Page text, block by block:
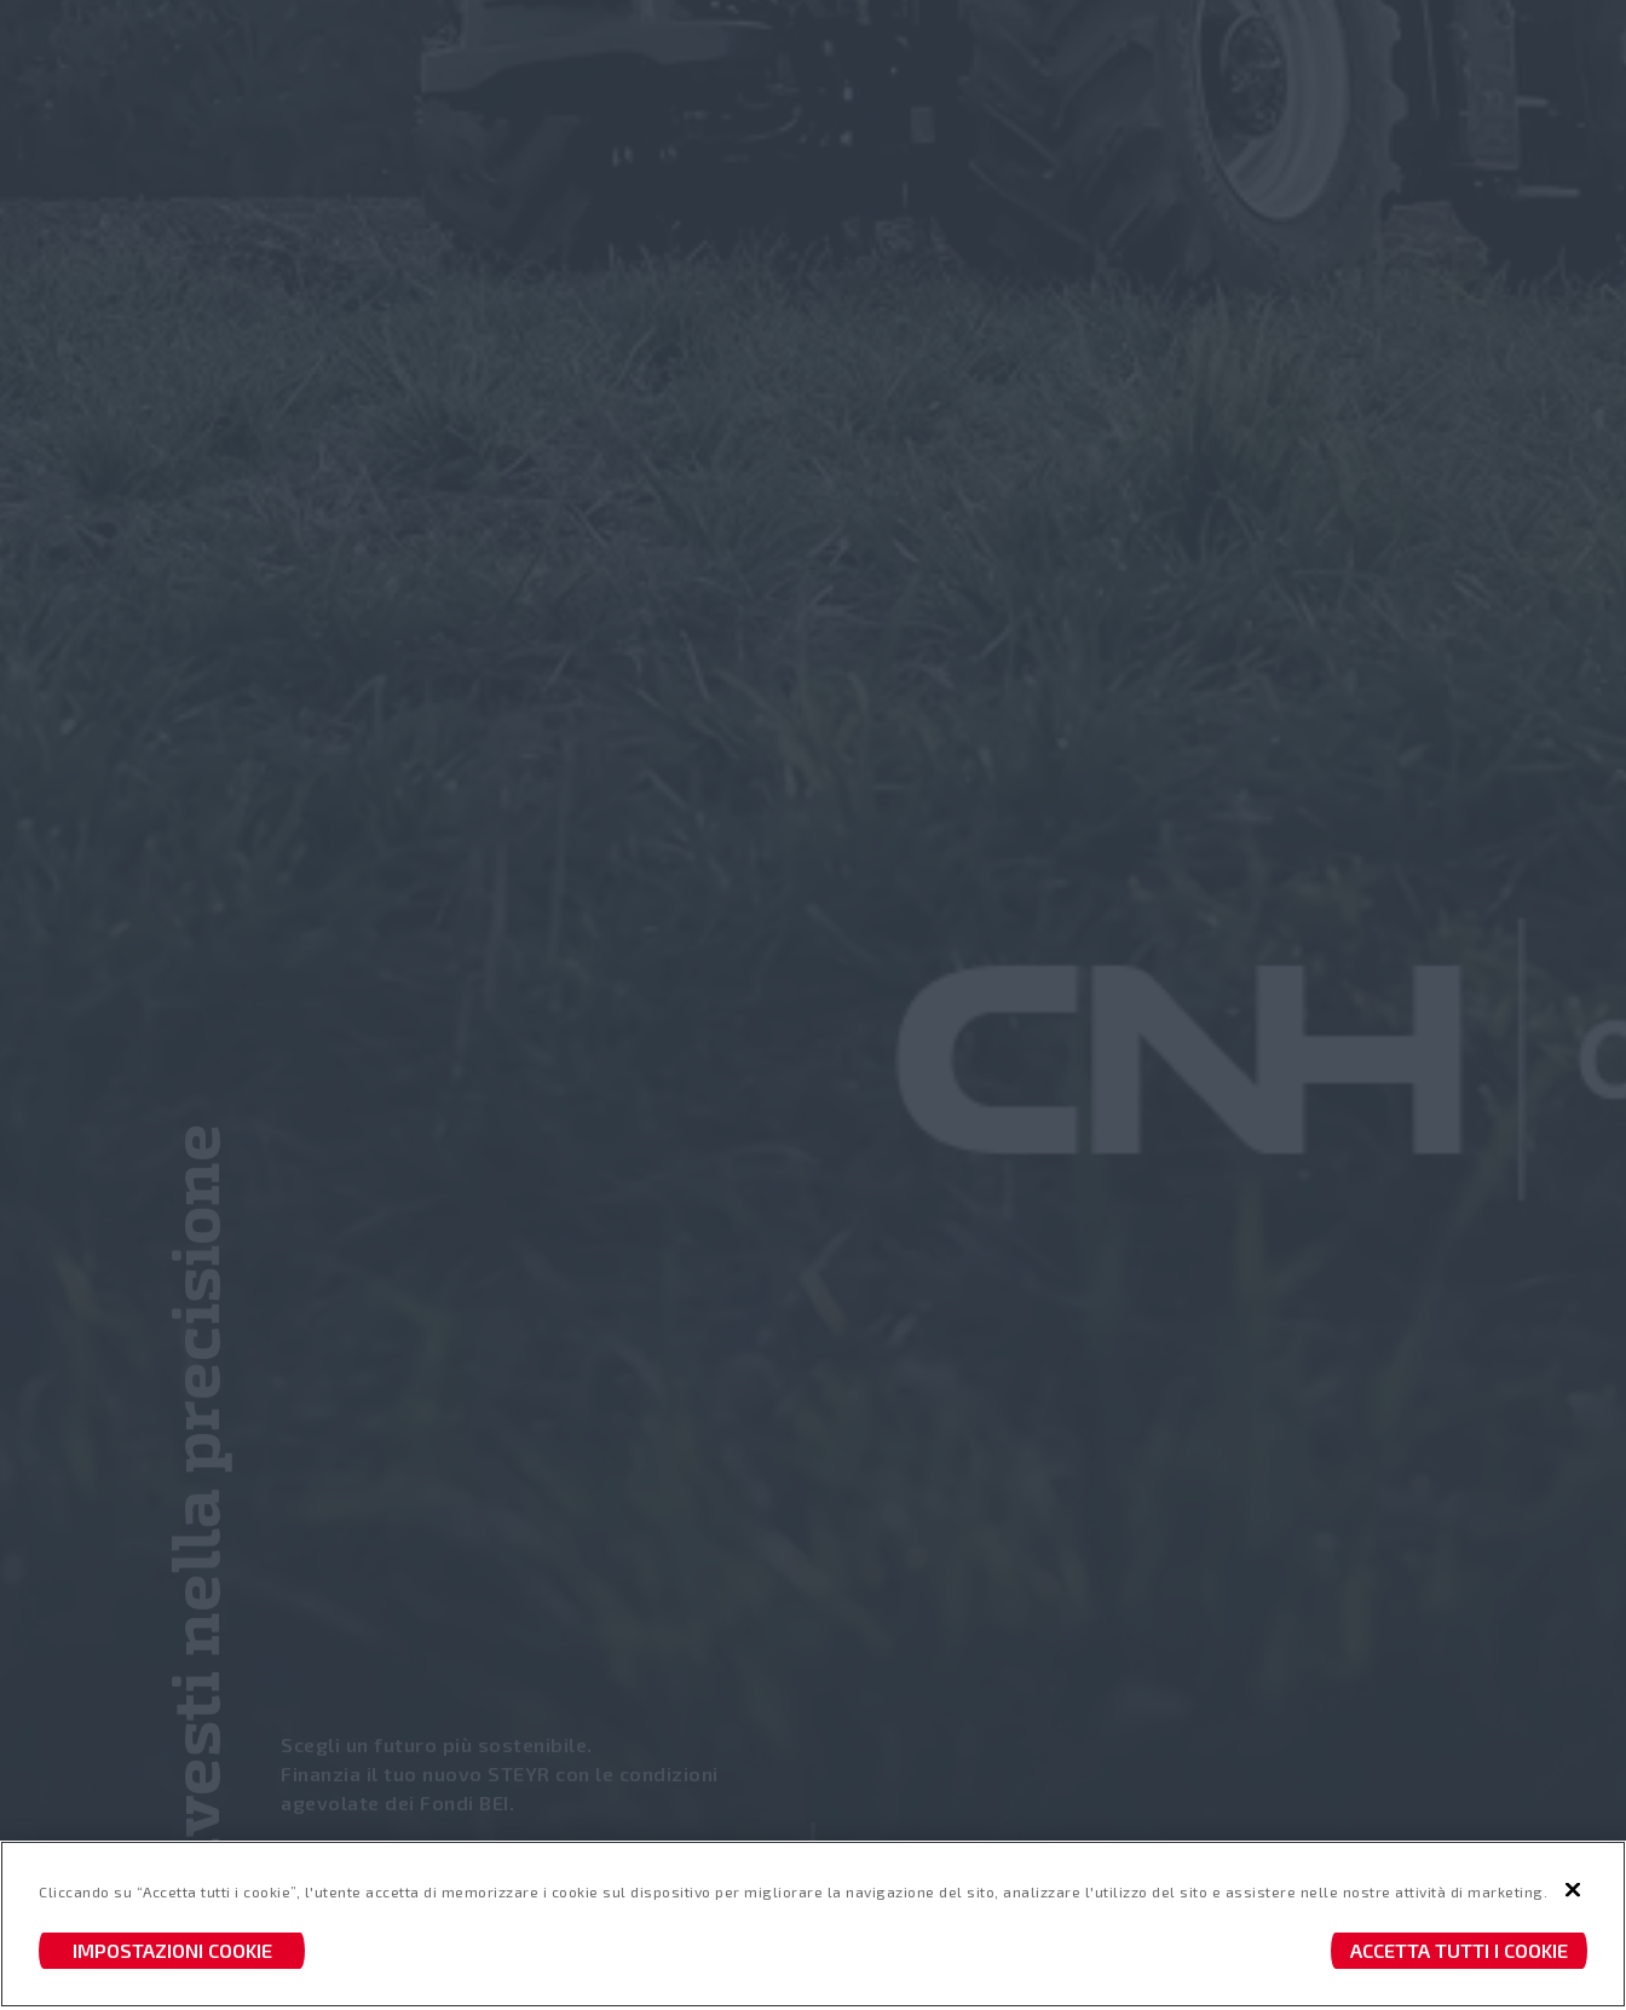
Investi nella precisione
Scegli un futuro più sostenibile.
Finanzia il tuo nuovo STEYR con le condizioni
agevolate dei Fondi BEI.
Cliccando su “Accetta tutti i cookie”, l'utente accetta di memorizzare i cookie sul dispositivo per migliorare la navigazione del sito, analizzare l'utilizzo del sito e assistere nelle nostre attività di marketing.
IMPOSTAZIONI COOKIE ACCETTA TUTTI I COOKIE